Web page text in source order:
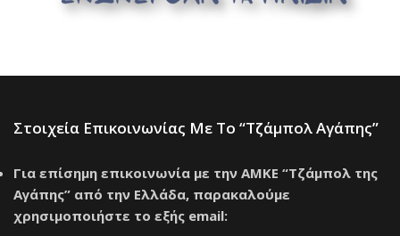
Στοιχεία Επικοινωνίας Με Το “Τζάμπολ Αγάπης”
Για επίσημη επικοινωνία με την ΑΜΚΕ “Τζάμπολ της
Αγάπης” από την Ελλάδα, παρακαλούμε
χρησιμοποιήστε το εξής email: